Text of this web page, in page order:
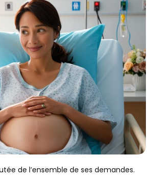
de l’ensemble de ses demandes.